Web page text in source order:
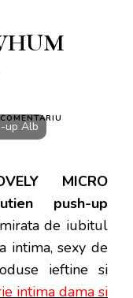
SUTIEN
PUSH-
UP
up Alb
MICRO
push-up
de iubitul
intima, sexy de
ieftine si
intima dama si